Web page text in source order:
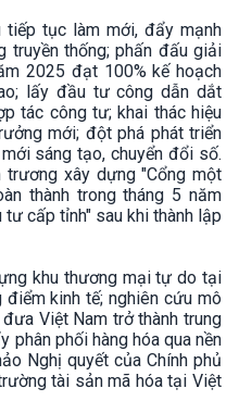
tục làm mới, đẩy mạnh
truyền thống; phấn đấu giải
2025 đạt 100% kế hoạch
lấy đầu tư công dẫn dắt
tác công tư; khai thác hiệu
mới; đột phá phát triển
sáng tạo, chuyển đổi số.
trương xây dựng "Cổng một
thành trong tháng 5 năm
cấp tỉnh" sau khi thành lập
khu thương mại tự do tại
kinh tế; nghiên cứu mô
Việt Nam trở thành trung
phối hàng hóa qua nền
Nghị quyết của Chính phủ
tài sản mã hóa tại Việt